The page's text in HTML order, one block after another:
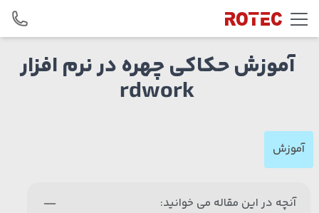
Skip to content
آموزش حکاکی چهره در نرم افزار
rdwork
آموزش
آنچه در این مقاله می خوانید: